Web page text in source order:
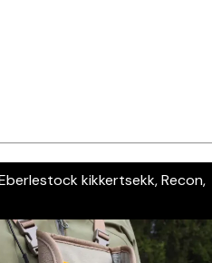
kikkertsekk, Recon,